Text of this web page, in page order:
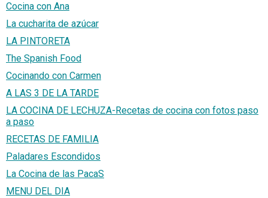
Cocina con Ana
La cucharita de azúcar
LA PINTORETA
The Spanish Food
Cocinando con Carmen
A LAS 3 DE LA TARDE
LA COCINA DE LECHUZA-Recetas de cocina con fotos paso
a paso
RECETAS DE FAMILIA
Paladares Escondidos
La Cocina de las PacaS
MENU DEL DIA